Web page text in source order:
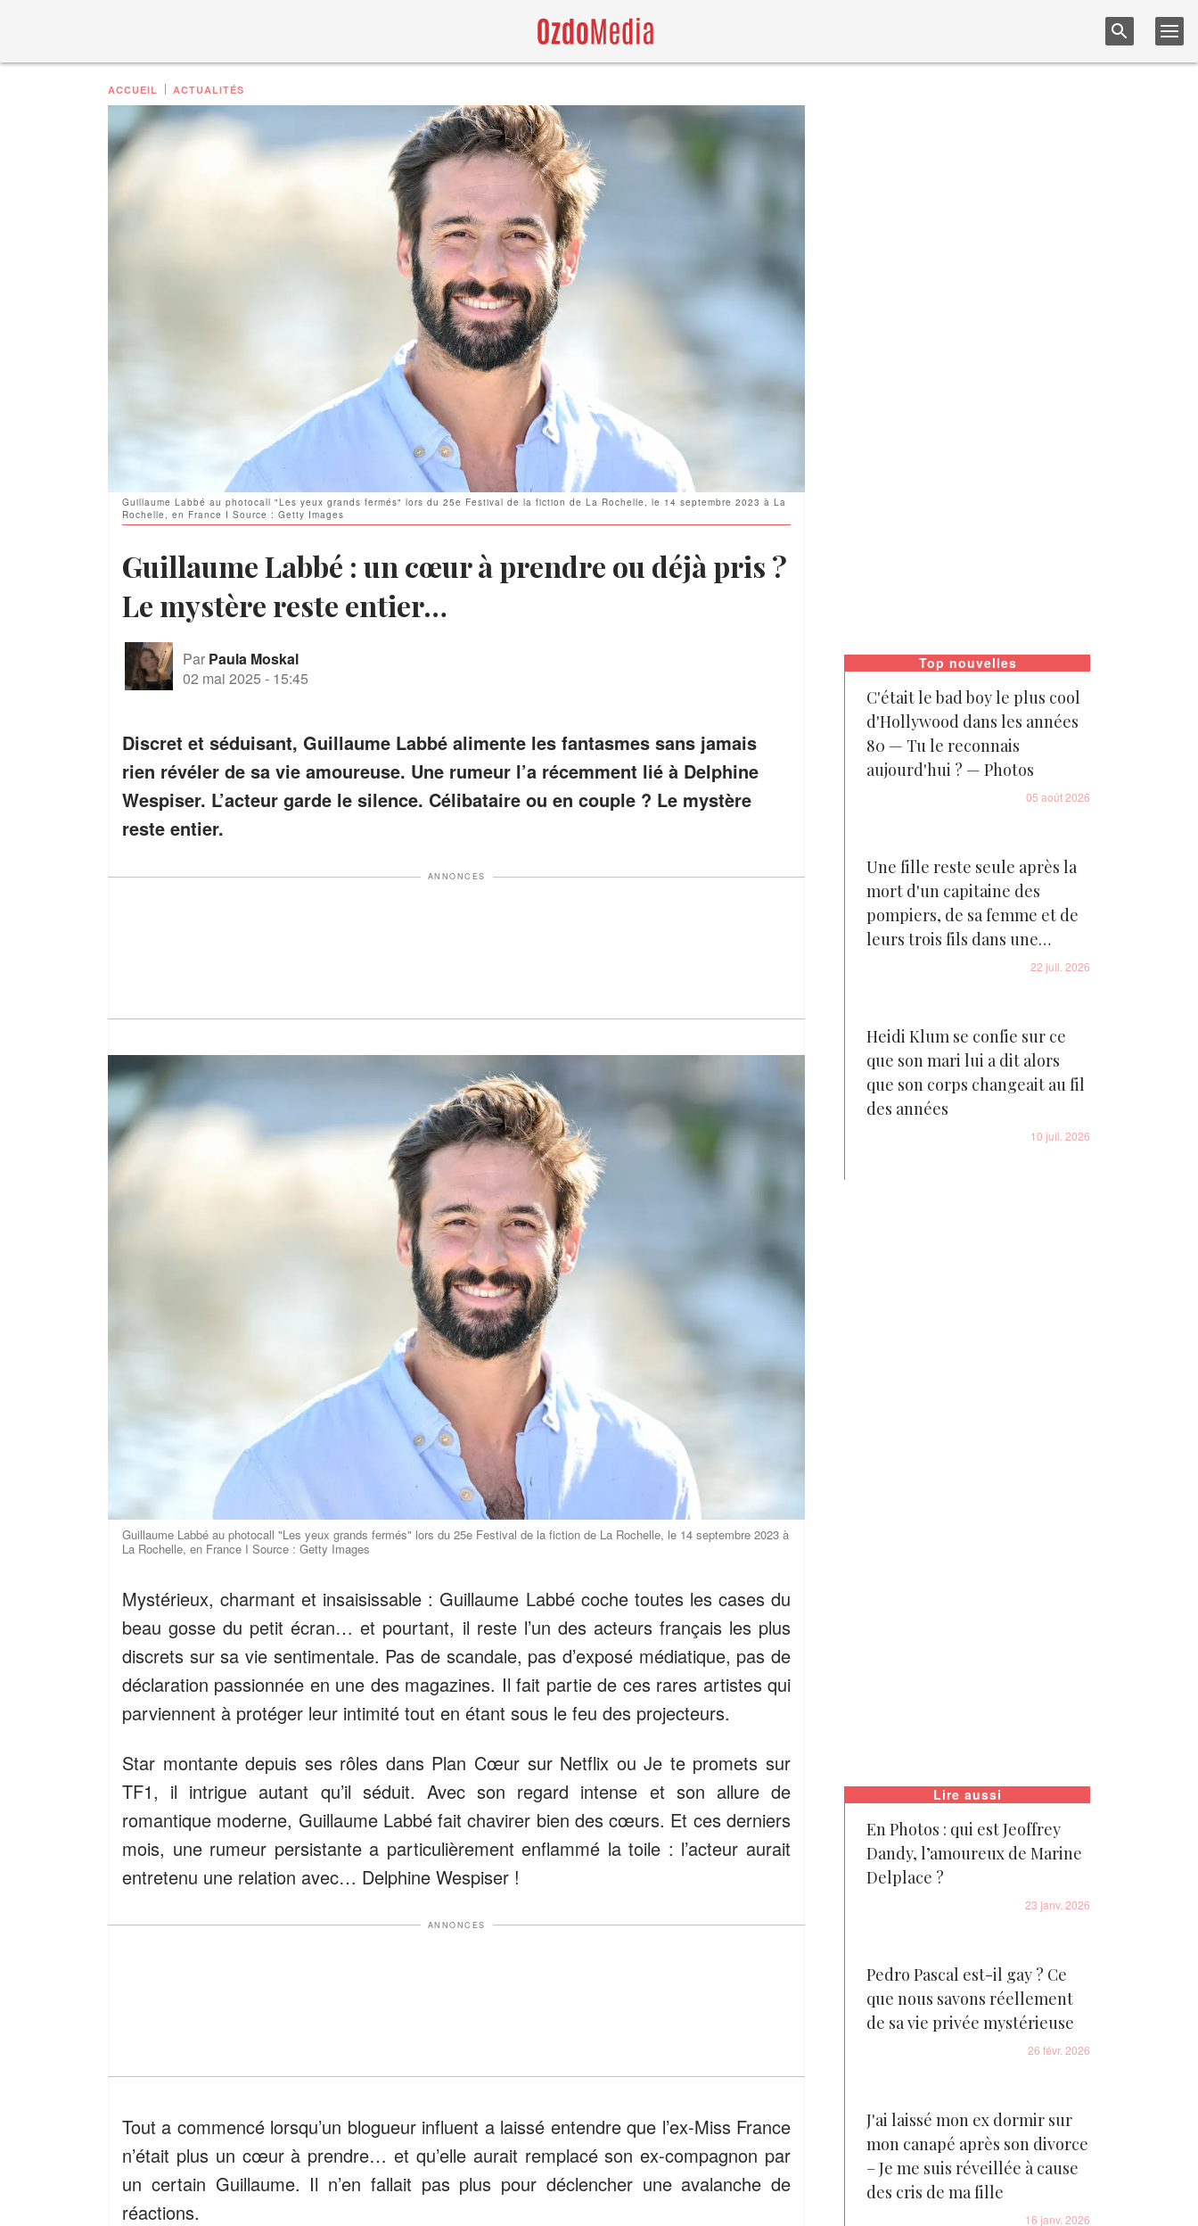
ACCUEIL ACTUALITÉS
Guillaume Labbé au photocall "Les yeux grands fermés" lors du 25e Festival de la fiction de La Rochelle, le 14 septembre 2023 à La
Rochelle, en France I Source : Getty Images
Guillaume Labbé : un cœur à prendre ou déjà pris ?
Le mystère reste entier…
Par Paula Moskal
02 mai 2025 - 15:45
Discret et séduisant, Guillaume Labbé alimente les fantasmes sans jamais
rien révéler de sa vie amoureuse. Une rumeur l’a récemment lié à Delphine
Wespiser. L’acteur garde le silence. Célibataire ou en couple ? Le mystère
reste entier.
ANNONCES
Guillaume Labbé au photocall "Les yeux grands fermés" lors du 25e Festival de la fiction de La Rochelle, le 14 septembre 2023 à
La Rochelle, en France I Source : Getty Images
Mystérieux, charmant et insaisissable : Guillaume Labbé coche toutes les cases du
beau gosse du petit écran… et pourtant, il reste l’un des acteurs français les plus
discrets sur sa vie sentimentale. Pas de scandale, pas d’exposé médiatique, pas de
déclaration passionnée en une des magazines. Il fait partie de ces rares artistes qui
parviennent à protéger leur intimité tout en étant sous le feu des projecteurs.
Star montante depuis ses rôles dans Plan Cœur sur Netflix ou Je te promets sur
TF1, il intrigue autant qu’il séduit. Avec son regard intense et son allure de
romantique moderne, Guillaume Labbé fait chavirer bien des cœurs. Et ces derniers
mois, une rumeur persistante a particulièrement enflammé la toile : l’acteur aurait
entretenu une relation avec… Delphine Wespiser !
ANNONCES
Tout a commencé lorsqu’un blogueur influent a laissé entendre que l’ex-Miss France
n’était plus un cœur à prendre… et qu’elle aurait remplacé son ex-compagnon par
un certain Guillaume. Il n’en fallait pas plus pour déclencher une avalanche de
réactions.
Top nouvelles
C'était le bad boy le plus cool
d'Hollywood dans les années
80 — Tu le reconnais
aujourd'hui ? — Photos
05 août 2026
Une fille reste seule après la
mort d'un capitaine des
pompiers, de sa femme et de
leurs trois fils dans une
tragédie familiale déchirante
22 juil. 2026
Heidi Klum se confie sur ce
que son mari lui a dit alors
que son corps changeait au fil
des années
10 juil. 2026
Lire aussi
En Photos : qui est Jeoffrey
Dandy, l’amoureux de Marine
Delplace ?
23 janv. 2026
Pedro Pascal est-il gay ? Ce
que nous savons réellement
de sa vie privée mystérieuse
26 févr. 2026
J'ai laissé mon ex dormir sur
mon canapé après son divorce
– Je me suis réveillée à cause
des cris de ma fille
16 janv. 2026